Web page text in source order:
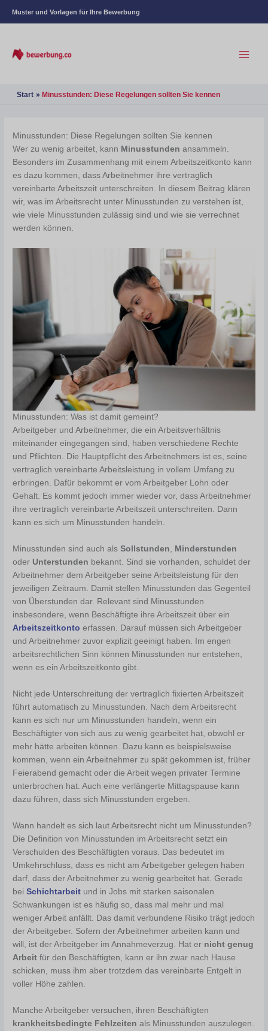
Muster und Vorlagen für Ihre Bewerbung
Start Minusstunden: Diese Regelungen sollten Sie kennen
Minusstunden: Diese Regelungen sollten Sie kennen
Wer zu wenig arbeitet, kann Minusstunden ansammeln.
Besonders im Zusammenhang mit einem Arbeitszeitkonto kann
es dazu kommen, dass Arbeitnehmer ihre vertraglich
vereinbarte Arbeitszeit unterschreiten. In diesem Beitrag klären
wir, was im Arbeitsrecht unter Minusstunden zu verstehen ist,
wie viele Minusstunden zulässig sind und wie sie verrechnet
werden können.
Minusstunden: Was ist damit gemeint?
Arbeitgeber und Arbeitnehmer, die ein Arbeitsverhältnis
miteinander eingegangen sind, haben verschiedene Rechte
und Pflichten. Die Hauptpflicht des Arbeitnehmers ist es, seine
vertraglich vereinbarte Arbeitsleistung in vollem Umfang zu
erbringen. Dafür bekommt er vom Arbeitgeber Lohn oder
Gehalt. Es kommt jedoch immer wieder vor, dass Arbeitnehmer
ihre vertraglich vereinbarte Arbeitszeit unterschreiten. Dann
kann es sich um Minusstunden handeln.
Minusstunden sind auch alsSollstunden, Minderstunden
oder Unterstunden bekannt. Sind sie vorhanden, schuldet der
Arbeitnehmer dem Arbeitgeber seine Arbeitsleistung für den
jeweiligen Zeitraum. Damit stellen Minusstunden das Gegenteil
von Überstunden dar. Relevant sind Minusstunden
insbesondere, wenn Beschäftigte ihre Arbeitszeit über ein
Arbeitszeitkonto erfassen. Darauf müssen sich Arbeitgeber
und Arbeitnehmer zuvor explizit geeinigt haben. Im engen
arbeitsrechtlichen Sinn können Minusstunden nur entstehen,
wenn es ein Arbeitszeitkonto gibt.
Nicht jede Unterschreitung der vertraglich fixierten Arbeitszeit
führt automatisch zu Minusstunden. Nach dem Arbeitsrecht
kann es sich nur um Minusstunden handeln, wenn ein
Beschäftigter von sich aus zu wenig gearbeitet hat, obwohl er
mehr hätte arbeiten können. Dazu kann es beispielsweise
kommen, wenn ein Arbeitnehmer zu spät gekommen ist, früher
Feierabend gemacht oder die Arbeit wegen privater Termine
unterbrochen hat. Auch eine verlängerte Mittagspause kann
dazu führen, dass sich Minusstunden ergeben.
Wann handelt es sich laut Arbeitsrecht nicht um Minusstunden?
Die Definition von Minusstunden im Arbeitsrecht setzt ein
Verschulden des Beschäftigten voraus. Das bedeutet im
Umkehrschluss, dass es nicht am Arbeitgeber gelegen haben
darf, dass der Arbeitnehmer zu wenig gearbeitet hat. Gerade
beiSchichtarbeit und in Jobs mit starken saisonalen
Schwankungen ist es häufig so, dass mal mehr und mal
weniger Arbeit anfällt. Das damit verbundene Risiko trägt jedoch
der Arbeitgeber. Sofern der Arbeitnehmer arbeiten kann und
will, ist der Arbeitgeber im Annahmeverzug. Hat er nicht genug
Arbeit für den Beschäftigten, kann er ihn zwar nach Hause
schicken, muss ihm aber trotzdem das vereinbarte Entgelt in
voller Höhe zahlen.
Manche Arbeitgeber versuchen, ihren Beschäftigten
krankheitsbedingte Fehlzeiten als Minusstunden auszulegen.